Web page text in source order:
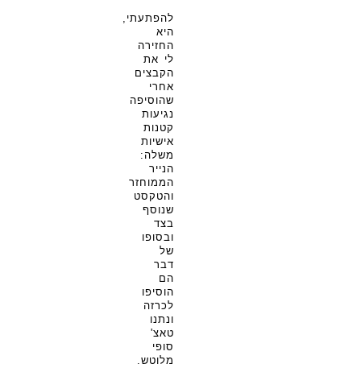
להפתעתי,
היא
החזירה
לי את
הקבצים
אחרי
שהוסיפה
נגיעות
קטנות
אישיות
משלה:
הנייר
הממוחזר
והטקסט
שנוסף
בצד
ובסופו
של
דבר
הם
הוסיפו
לכרזה
ונתנו
טאצ'
סופי
מלוטש.